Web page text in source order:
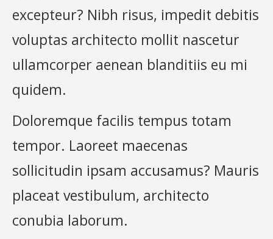
excepteur? Nibh risus, impedit debitis
voluptas architecto mollit nascetur
ullamcorper aenean blanditiis eu mi
quidem.
Doloremque facilis tempus totam
tempor. Laoreet maecenas
sollicitudin ipsam accusamus? Mauris
placeat vestibulum, architecto
conubia laborum.